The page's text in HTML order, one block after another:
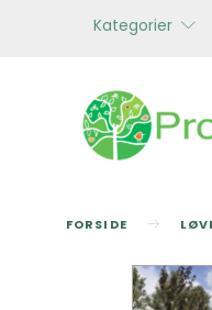
Kategorier
FORSIDE